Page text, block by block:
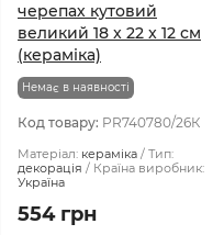
черепах кутовий
великий 18 x 22 x 12 см
(кераміка)
Немає в наявності
Код товару: PR740780/26К
Матеріал: кераміка
Тип:
декорація
Країна виробник:
Україна
554 грн